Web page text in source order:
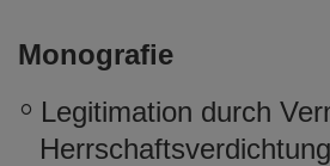
Monografie
Legitimation durch